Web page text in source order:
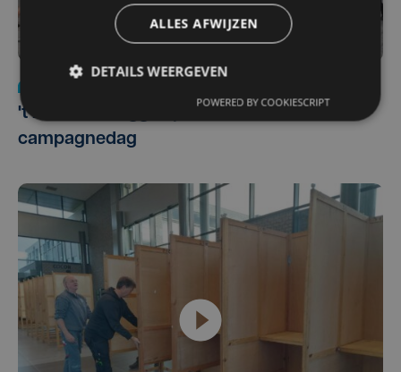
't Zand in Brugge speelveld voor laatste
campagnedag
ALLES AFWIJZEN
DETAILS WEERGEVEN
POWERED BY COOKIESCRIPT